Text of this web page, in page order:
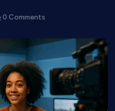
0 Comments